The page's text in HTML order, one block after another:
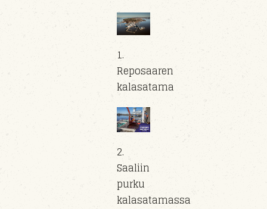
1.
Reposaaren
kalasatama
2.
Saaliin
purku
kalasatamassa